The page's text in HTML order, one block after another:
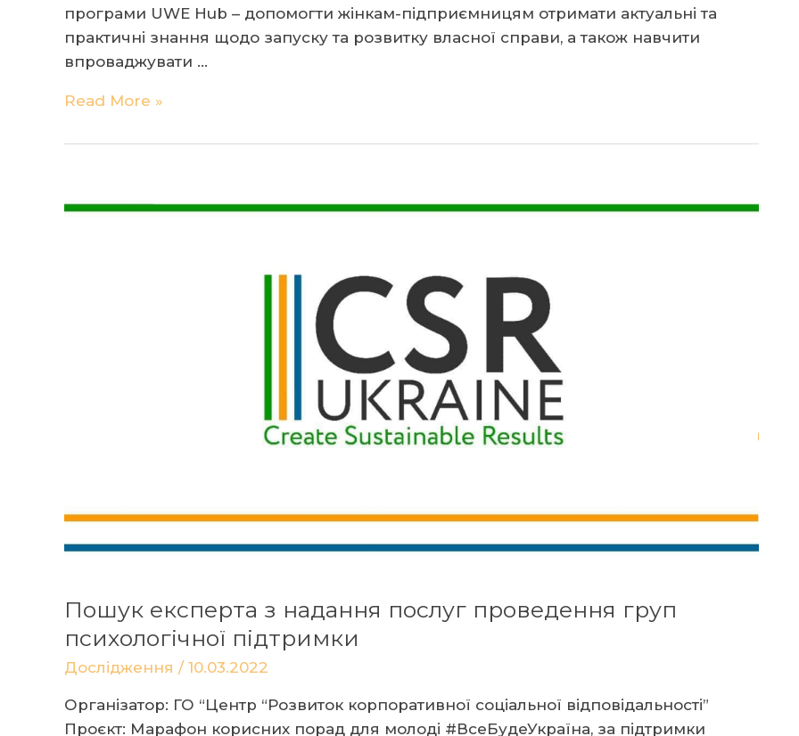
програми UWE Hub – допомогти жінкам-підприємницям отримати актуальні та
практичні знання щодо запуску та розвитку власної справи, а також навчити
впроваджувати …
Шукаємо
ок
областях
Read More »
Пошук експерта з надання послуг проведення груп
психологічної підтримки
Дослідження / 10.03.2022
Організатор: ГО “Центр “Розвиток корпоративної соціальної відповідальності”
Проєкт: Марафон корисних порад для молоді #ВсеБудеУкраїна, за підтримки